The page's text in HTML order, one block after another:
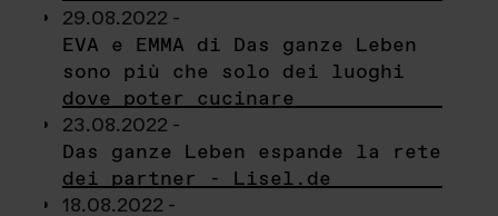
29.08.2022 -
EVA e EMMA di Das ganze Leben
sono più che solo dei luoghi
dove poter cucinare
23.08.2022 -
Das ganze Leben espande la rete
dei partner - Lisel.de
18.08.2022 -